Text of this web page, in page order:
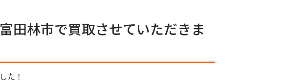
田林市で買取させていただきま
た！